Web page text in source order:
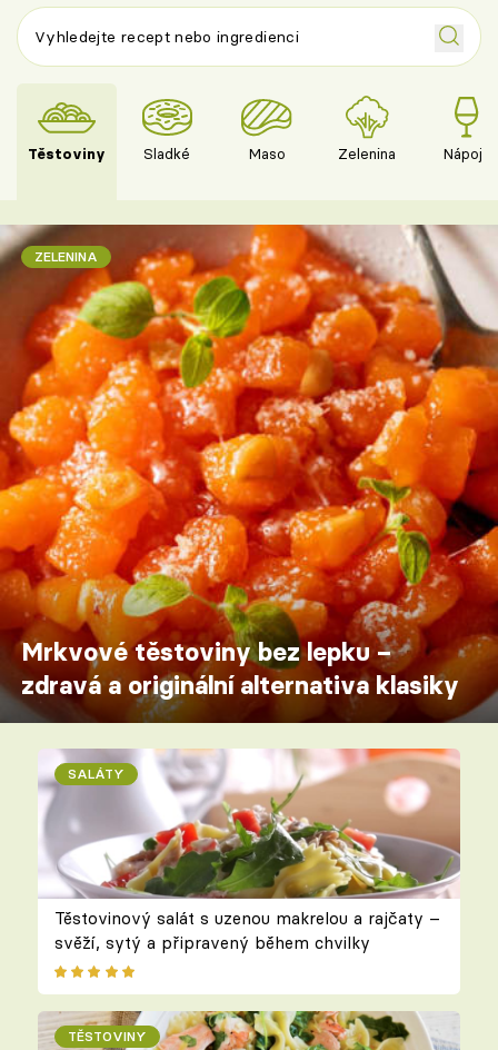
Těstoviny Sladké Maso Zelenina Nápoje
ZELENINA
Mrkvové těstoviny bez lepku –
zdravá a originální alternativa klasiky
SALÁTY
Těstovinový salát s uzenou makrelou a rajčaty –
svěží, sytý a připravený během chvilky
TĚSTOVINY